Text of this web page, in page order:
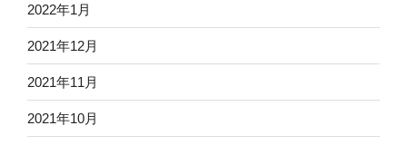
2022年1月
2021年12月
2021年11月
2021年10月